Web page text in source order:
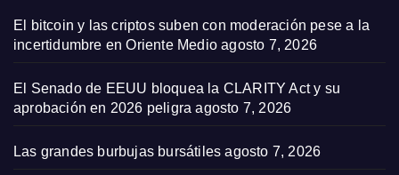
El bitcoin y las criptos suben con moderación pese a la
incertidumbre en Oriente Medio agosto 7, 2026
El Senado de EEUU bloquea la CLARITY Act y su
aprobación en 2026 peligra agosto 7, 2026
Las grandes burbujas bursátiles agosto 7, 2026